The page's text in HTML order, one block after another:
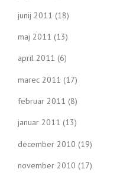
junij 2011 (18)
maj 2011 (13)
april 2011 (6)
marec 2011 (17)
februar 2011 (8)
januar 2011 (13)
december 2010 (19)
november 2010 (17)